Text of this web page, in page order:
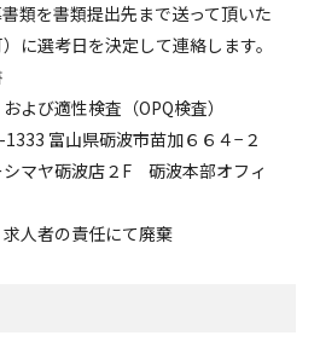
類を書類提出先まで送って頂いた
に選考日を決定して連絡します。
よび適性検査（OPQ検査）
富山県砺波市苗加６６４−２
シマヤ砺波店２F 砺波本部オフィ
人者の責任にて廃棄